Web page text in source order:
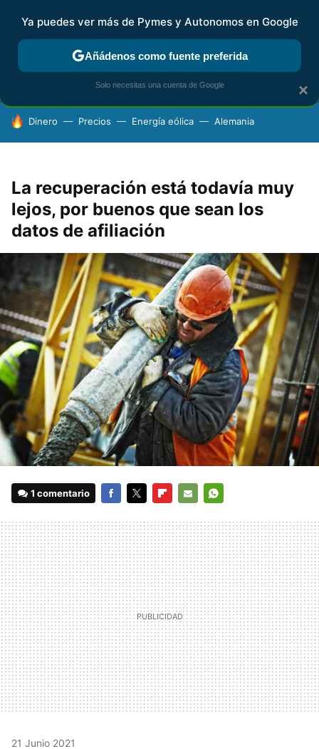
FISCALIDAD Y CONTABILIDAD KIT DIGITAL RENTA
HOY SE HABLA DE
Dinero Precios Energía eólica Alemania
La recuperación está todavía muy
lejos, por buenos que sean los
datos de afiliación
1 comentario
MAIL
21 Junio 2021
×
Ya puedes ver más de Pymes y Autonomos en Google
Añádenos como fuente preferida
Solo necesitas una cuenta de Google